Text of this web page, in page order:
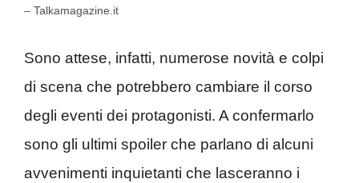
– Talkamagazine.it
Sono attese, infatti, numerose novità e colpi
di scena che potrebbero cambiare il corso
degli eventi dei protagonisti. A confermarlo
sono gli ultimi spoiler che parlano di alcuni
avvenimenti inquietanti che lasceranno i